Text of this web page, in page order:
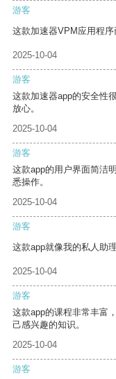
游客
这款加速器VPM应用程序
2025-10-04
游客
这款加速器app的安全性
放心。
2025-10-04
游客
这款app的用户界面简洁
悉操作。
2025-10-04
游客
这款app就像我的私人助
2025-10-04
游客
这款app的课程非常丰富
己感兴趣的知识。
2025-10-04
游客